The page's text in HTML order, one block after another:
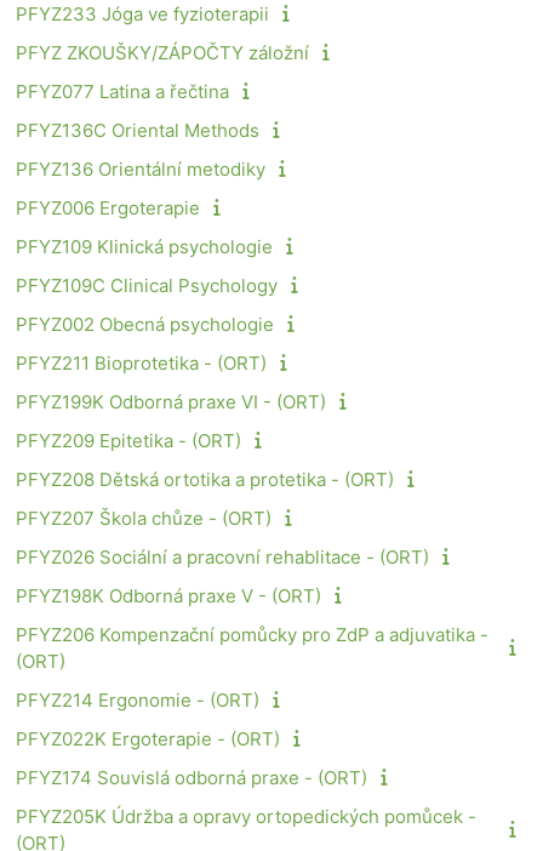
PFYZ233 Jóga ve fyzioterapii
PFYZ ZKOUŠKY/ZÁPOČTY záložní
PFYZ077 Latina a řečtina
PFYZ136C Oriental Methods
PFYZ136 Orientální metodiky
PFYZ006 Ergoterapie
PFYZ109 Klinická psychologie
PFYZ109C Clinical Psychology
PFYZ002 Obecná psychologie
PFYZ211 Bioprotetika - (ORT)
PFYZ199K Odborná praxe VI - (ORT)
PFYZ209 Epitetika - (ORT)
PFYZ208 Dětská ortotika a protetika - (ORT)
PFYZ207 Škola chůze - (ORT)
PFYZ026 Sociální a pracovní rehablitace - (ORT)
PFYZ198K Odborná praxe V - (ORT)
PFYZ206 Kompenzační pomůcky pro ZdP a adjuvatika -
(ORT)
PFYZ214 Ergonomie - (ORT)
PFYZ022K Ergoterapie - (ORT)
PFYZ174 Souvislá odborná praxe - (ORT)
PFYZ205K Údržba a opravy ortopedických pomůcek -
(ORT)